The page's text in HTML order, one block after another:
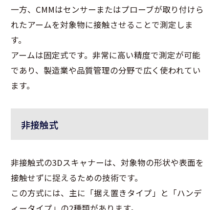
一方、CMMはセンサーまたはプローブが取り付けら
れたアームを対象物に接触させることで測定しま
す。
アームは固定式です。非常に高い精度で測定が可能
であり、製造業や品質管理の分野で広く使われてい
ます。
非接触式
非接触式の3Dスキャナーは、対象物の形状や表面を
接触せずに捉えるための技術です。
この方式には、主に「据え置きタイプ」と「ハンデ